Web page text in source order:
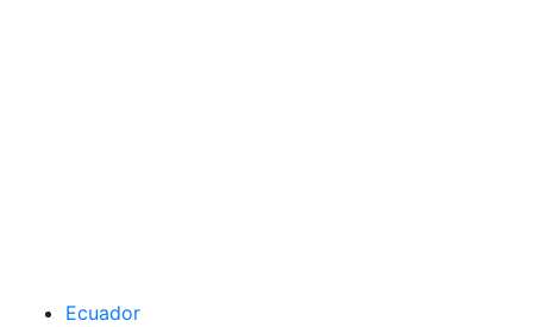
Ecuador